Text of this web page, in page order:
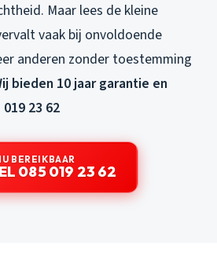
Maar lees de kleine
vaak bij onvoldoende
anderen zonder toestemming
bieden 10 jaar garantie en
23 62
BEREIKBAAR
085 019 23 62